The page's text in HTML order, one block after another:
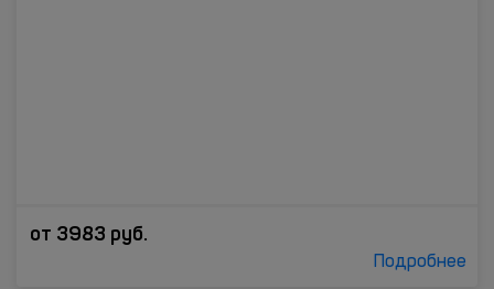
от 3983 руб.
Подробнее